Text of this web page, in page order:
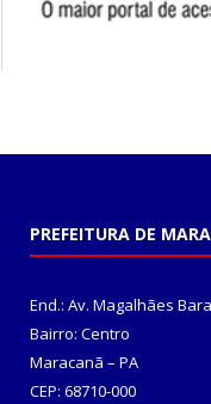
PREFEITURA DE
End.: Av. Magalhães
Bairro: Centro
Maracanã – PA
CEP: 68710-000